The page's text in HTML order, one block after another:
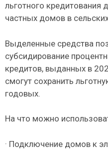
льготного кредитования
частных домов в
Выделенные средства
субсидирование
кредитов, выданных в
смогут сохранить
годовых.
На что можно
· Подключение домов к